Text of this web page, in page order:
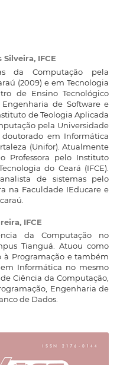
Silveira, IFCE
da Computação pela
(2009) e em Tecnologia
de Ensino Tecnológico
Engenharia de Software e
de Teologia Aplicada
pela Universidade
doutorado em Informática
(Unifor). Atualmente
Professora pelo Instituto
do Ceará (IFCE).
de sistemas pelo
na Faculdade IEducare e
IFCE
da Computação no
Tianguá. Atuou como
Programação e também
Informática no mesmo
Ciência da Computação,
Engenharia de
de Dados.